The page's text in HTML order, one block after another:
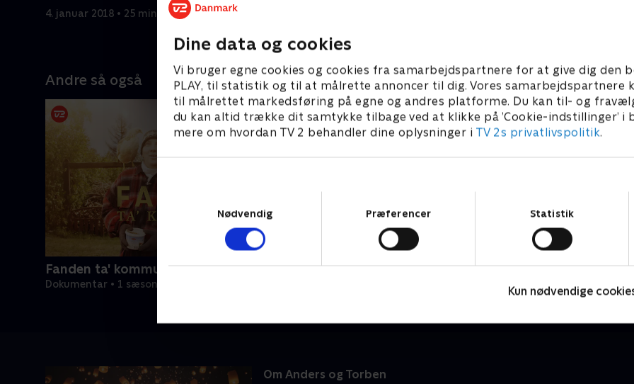
Dine data og cookies
Vi bruger egne cookies og cookies fra samarbejdspartnere for at give dig den
PLAY, til statistik og til at målrette annoncer til dig. Vores samarbejdspartnere
til målrettet markedsføring på egne og andres platforme. Du kan til- og
du kan altid trække dit samtykke tilbage ved at klikke på ’Cookie-indstillinger’ i
mere om hvordan TV 2 behandler dine oplysninger i TV 2s privatlivspolitik.
Nødvendig
Præferencer Statistik
Kun nødvendige
Torben
4. januar 2018 • 25 min
Andre så også
Fanden ta' kommunen
Dokumentar • 1 sæsoner
Om Anders og Torben